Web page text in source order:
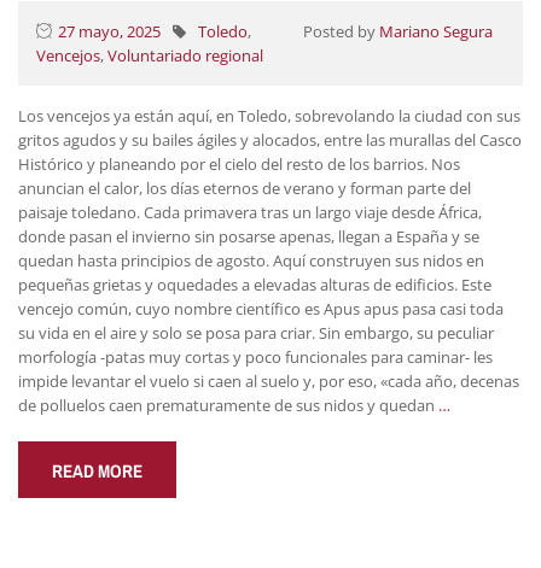
27 mayo, 2025 Posted by Mariano Segura
Toledo,
Vencejos,Voluntariado regional
Los vencejos ya están aquí, en Toledo, sobrevolando la ciudad con sus
gritos agudos y su bailes ágiles y alocados, entre las murallas del Casco
Histórico y planeando por el cielo del resto de los barrios. Nos
anuncian el calor, los días eternos de verano y forman parte del
paisaje toledano. Cada primavera tras un largo viaje desde África,
donde pasan el invierno sin posarse apenas, llegan a España y se
quedan hasta principios de agosto. Aquí construyen sus nidos en
pequeñas grietas y oquedades a elevadas alturas de edificios. Este
vencejo común, cuyo nombre científico es Apus apus pasa casi toda
su vida en el aire y solo se posa para criar. Sin embargo, su peculiar
morfología -patas muy cortas y poco funcionales para caminar- les
impide levantar el vuelo si caen al suelo y, por eso, «cada año, decenas
de polluelos caen prematuramente de sus nidos y quedan …
READ MORE